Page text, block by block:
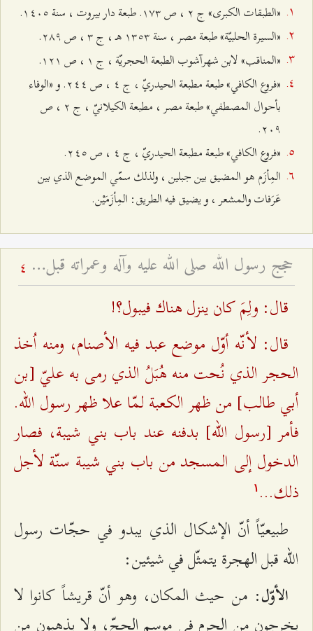
«الطبقات‌ الكبرى» ج‌ ٢ ، ص‌ ۱۷٣. طبعة‌ دار بيروت‌ ، سنة‌ ۱٤۰٥.
«السيرة‌ الحلبيّة‌‌» طبعة‌ مصر ، سنة‌ ۱٣٥٣ هـ ، ج‌ ٣ ، ص‌ ٢۸٩.
«المناقب» لابن‌ شهرآشوب‌ الطبعة‌ الحجريّة‌ ، ج‌ ۱ ، ص‌ ۱٢۱.
«فروع‌ الكافي‌‌» طبعة‌ مطبعة‌ الحيدريّ ، ج‌ ٤ ، ص‌ ٢٤٤. و «الوفاء
بأحوال‌ المصطفي» طبعة‌ مصر ، مطبعة‌ الكيلانيّ ، ج‌ ٢ ، ص‌
٢۰٩.
«فروع‌ الكافي» طبعة‌ مطبعة‌ الحيدريّ ، ج‌ ٤ ، ص‌ ٢٤٥.
المِأزَم‌ هو المضيق‌ بين‌ جبلين‌ ، ولذلك‌ سمّي‌ الموضع‌ الذي بين‌
عَرَفات‌ والمشعر ، و يضيق‌ فيه‌ الطريق‌: المِأزَمَيْن‌.
حجج رسول الله صلى الله عليه وآله وعمراته قبل الهجرة 4
قال‌: ولِمَ كان‌ ينزل‌ هناك‌ فيبول‌؟!
قال‌: لأنّه‌ أوّل‌ موضع‌ عبد فيه‌ الأصنام‌، ومنه‌ اُخذ
الحجر الذي نُحت‌ منه‌ هُبَلُ الذي رمی‌ به‌ عليّ [بن‌
أبي‌ طالب‌] من‌ ظهر الكعبة‌ لمّا علا ظهر رسول الله.
فأمر [رسول الله‌] بدفنه‌ عند باب‌ بني‌ شيبة‌، فصار
الدخول‌ إلی‌ المسجد من‌ باب‌ بني‌ شيبة‌ سنّة‌ لأجل‌
ذلك‌... ۱
طبيعيّاً أنّ الإشكال‌ الذي يبدو في حجّات‌ رسول
الله‌ قبل‌ الهجرة‌ يتمثّل‌ في شيئين‌:
الأوّل‌: من‌ حيث‌ المكان‌، وهو أنّ قريشاً كانوا لا
يخرجون‌ من‌ الحرم‌ في موسم‌ الحجّ، ولا يذهبون‌ من‌